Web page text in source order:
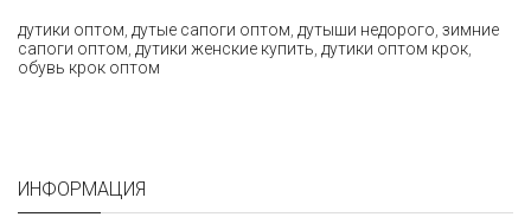
дутики оптом дутые сапоги оптом дутыши недорого зимние
сапоги оптом дутики женские купить дутики оптом крок
обувь крок оптом
ИНФОРМАЦИЯ